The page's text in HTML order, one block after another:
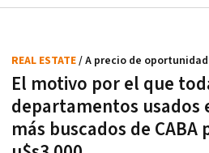
El motivo por el que
departamentos usados
más buscados de CABA
REAL ESTATE/ A precio de oportunidad